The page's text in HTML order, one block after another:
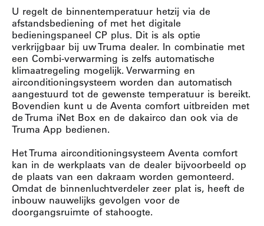
U regelt de binnentemperatuur hetzij via de
afstandsbediening of met het digitale
bedieningspaneel CP plus. Dit is als optie
verkrijgbaar bij uw Truma dealer. In combinatie met
een Combi-verwarming is zelfs automatische
klimaatregeling mogelijk. Verwarming en
airconditioningsysteem worden dan automatisch
aangestuurd tot de gewenste temperatuur is bereikt.
Bovendien kunt u de Aventa comfort uitbreiden met
de Truma iNet Box en de dakairco dan ook via de
Truma App bedienen.
Het Truma airconditioningsysteem Aventa comfort
kan in de werkplaats van de dealer bijvoorbeeld op
de plaats van een dakraam worden gemonteerd.
Omdat de binnenluchtverdeler zeer plat is, heeft de
inbouw nauwelijks gevolgen voor de
doorgangsruimte of stahoogte.